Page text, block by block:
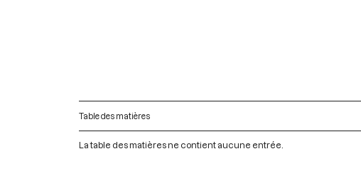
Table des matières
La table des matières ne contient aucune entrée.